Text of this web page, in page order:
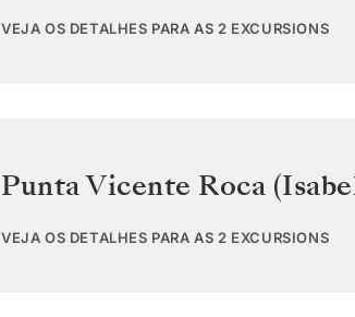
VEJA OS DETALHES PARA AS 2 EXCURSIONS
Punta Vicente Roca
VEJA OS DETALHES PARA AS 2 EXCURSIONS